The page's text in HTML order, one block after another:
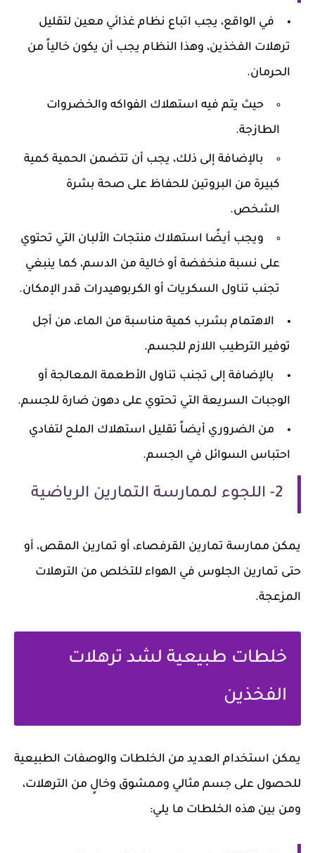
في الواقع، يجب اتباع نظام غذائي معين لتقليل
ترهلات الفخذين، وهذا النظام يجب أن يكون خالياً من
الحرمان.
حيث يتم فيه استهلاك الفواكه والخضروات
الطازجة.
بالإضافة إلى ذلك، يجب أن تتضمن الحمية كمية
كبيرة من البروتين للحفاظ على صحة بشرة
الشخص.
ويجب أيضًا استهلاك منتجات الألبان التي تحتوي
على نسبة منخفضة أو خالية من الدسم، كما ينبغي
تجنب تناول السكريات أو الكربوهيدرات قدر الإمكان.
الاهتمام بشرب كمية مناسبة من الماء، من أجل
توفير الترطيب اللازم للجسم.
بالإضافة إلى تجنب تناول الأطعمة المعالجة أو
الوجبات السريعة التي تحتوي على دهون ضارة للجسم.
من الضروري أيضاً تقليل استهلاك الملح لتفادي
احتباس السوائل في الجسم.
2- اللجوء لممارسة التمارين الرياضية
يمكن ممارسة تمارين القرفصاء، أو تمارين المقص، أو
حتى تمارين الجلوس في الهواء للتخلص من الترهلات
المزعجة.
خلطات طبيعية لشد ترهلات
الفخذين
يمكن استخدام العديد من الخلطات والوصفات الطبيعية
للحصول على جسم مثالي وممشوق وخالٍ من الترهلات،
ومن بين هذه الخلطات ما يلي: